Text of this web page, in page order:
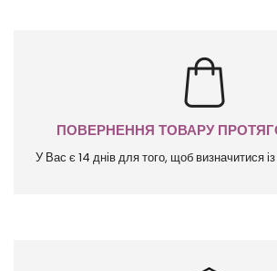
ПОВЕРНЕННЯ ТОВАРУ
У Вас є 14 днів для того, щоб визначитися